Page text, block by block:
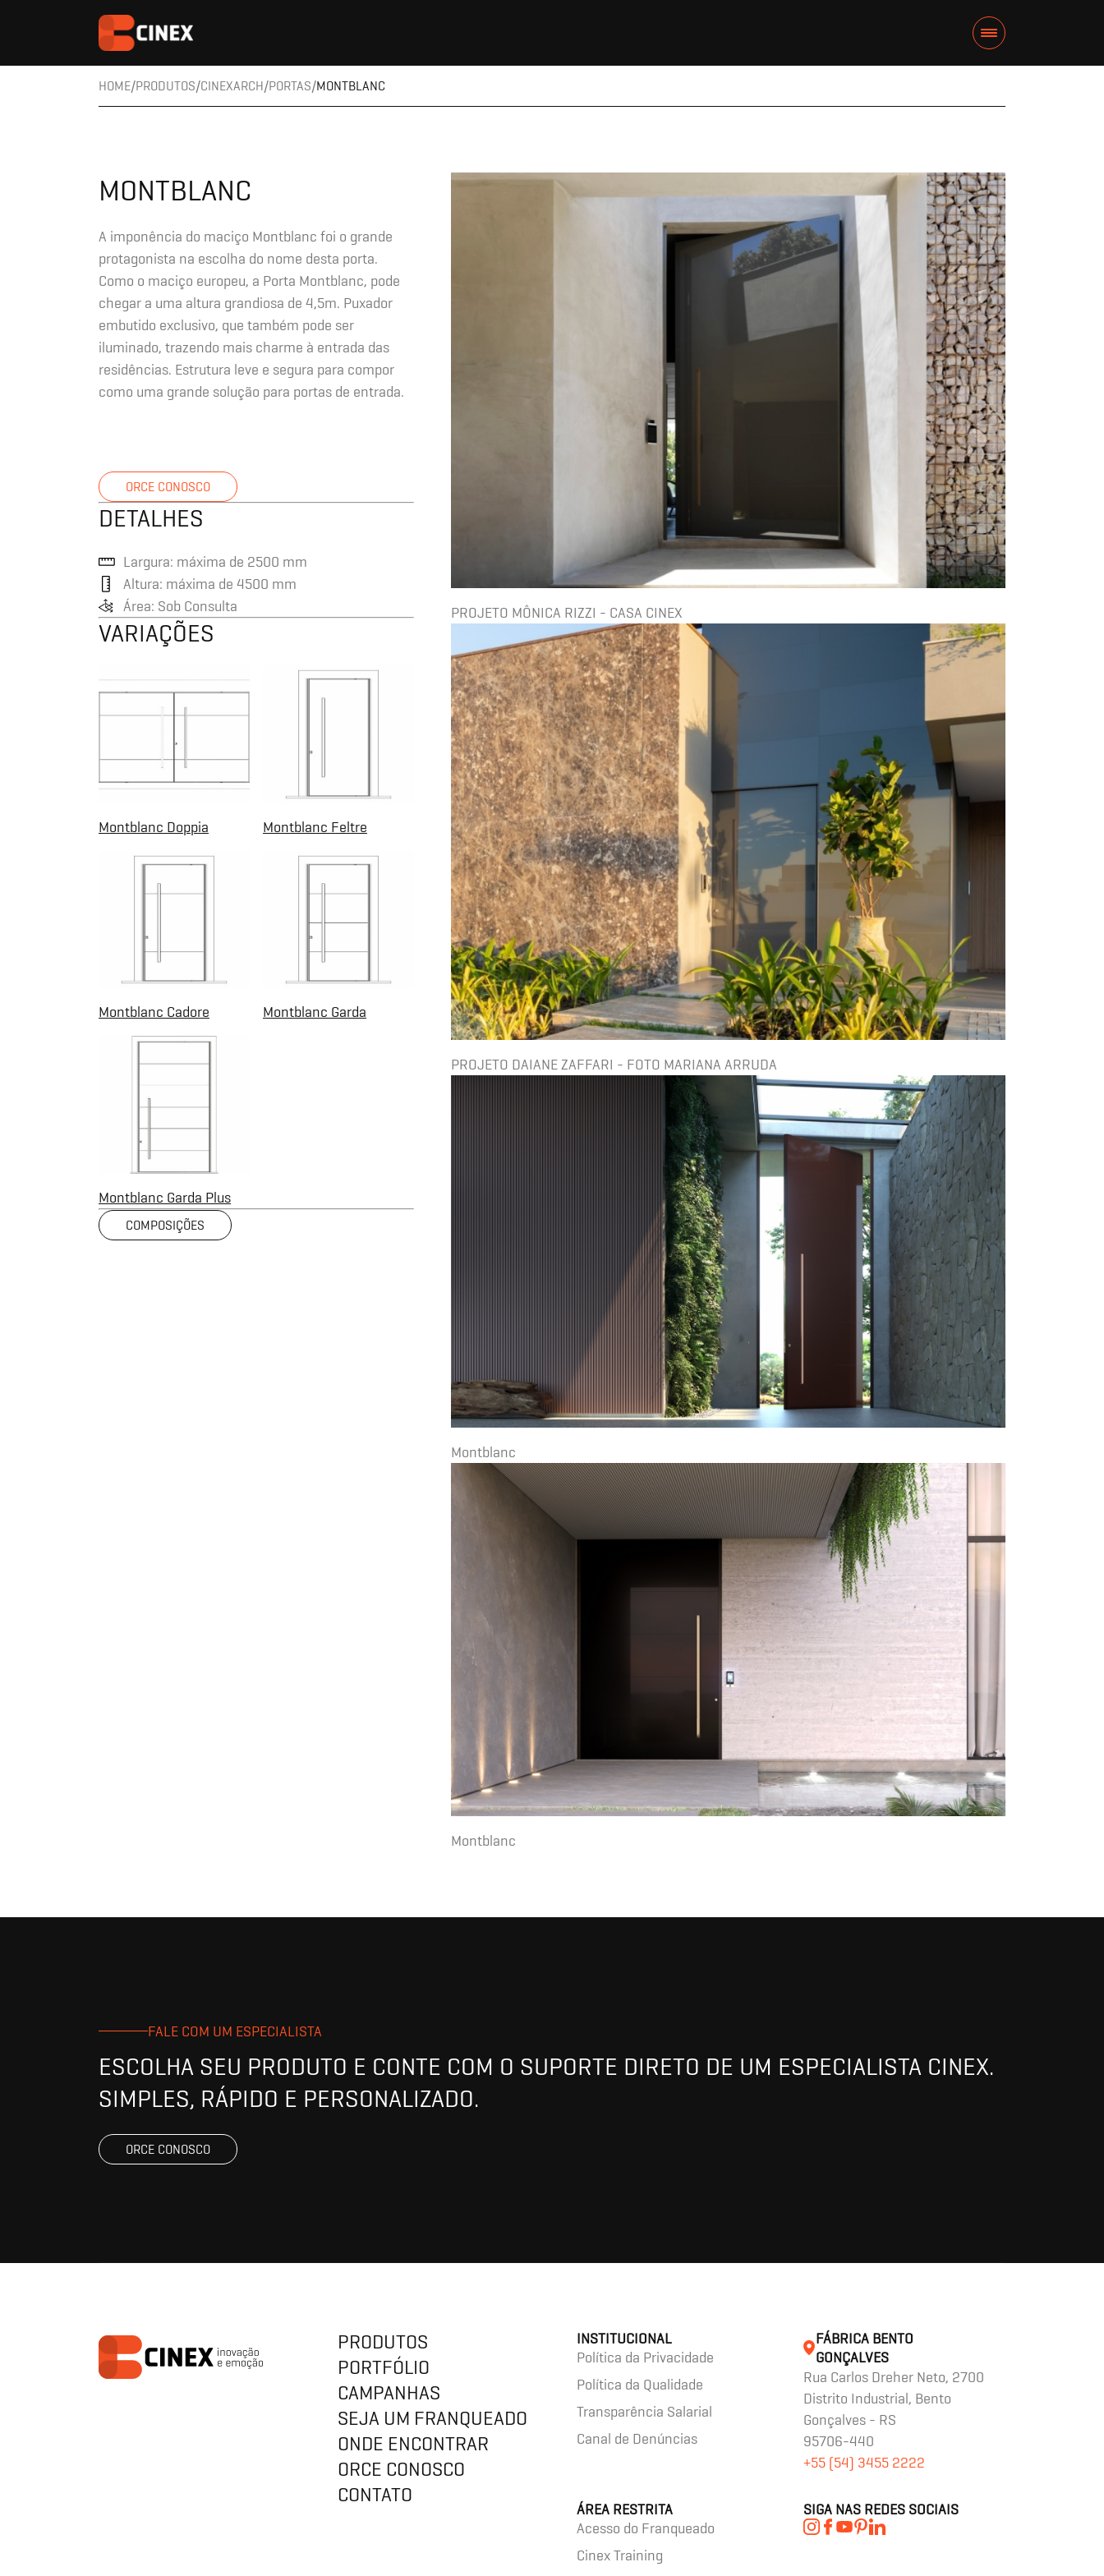
HOME PRODUTOS CINEXARCH PORTAS MONTBLANC
MONTBLANC
A imponência do maciço Montblanc foi o grande
protagonista na escolha do nome desta porta.
Como o maciço europeu, a Porta Montblanc, pode
chegar a uma altura grandiosa de 4,5m. Puxador
embutido exclusivo, que também pode ser
iluminado, trazendo mais charme à entrada das
residências. Estrutura leve e segura para compor
como uma grande solução para portas de entrada.
ORCE CONOSCO
DETALHES
Largura: máxima de 2500 mm
Altura: máxima de 4500 mm
Área: Sob Consulta
VARIAÇÕES
Montblanc Doppia Montblanc Feltre
Montblanc Cadore Montblanc Garda
Montblanc Garda Plus
COMPOSIÇÕES
PROJETO MÔNICA RIZZI - CASA CINEX
PROJETO DAIANE ZAFFARI - FOTO MARIANA ARRUDA
Montblanc
Montblanc
FALE COM UM ESPECIALISTA
ESCOLHA SEU PRODUTO E CONTE COM O SUPORTE DIRETO DE UM ESPECIALISTA CINEX.
SIMPLES, RÁPIDO E PERSONALIZADO.
ORCE CONOSCO
PRODUTOS
PORTFÓLIO
CAMPANHAS
SEJA UM FRANQUEADO
ONDE ENCONTRAR
ORCE CONOSCO
CONTATO
INSTITUCIONAL
Política da Privacidade
Política da Qualidade
Transparência Salarial
Canal de Denúncias
ÁREA RESTRITA
Acesso do Franqueado
Cinex Training
FÁBRICA BENTO
GONÇALVES
Rua Carlos Dreher Neto, 2700
Distrito Industrial, Bento
Gonçalves - RS
95706-440
+55 (54) 3455 2222
SIGA NAS REDES SOCIAIS